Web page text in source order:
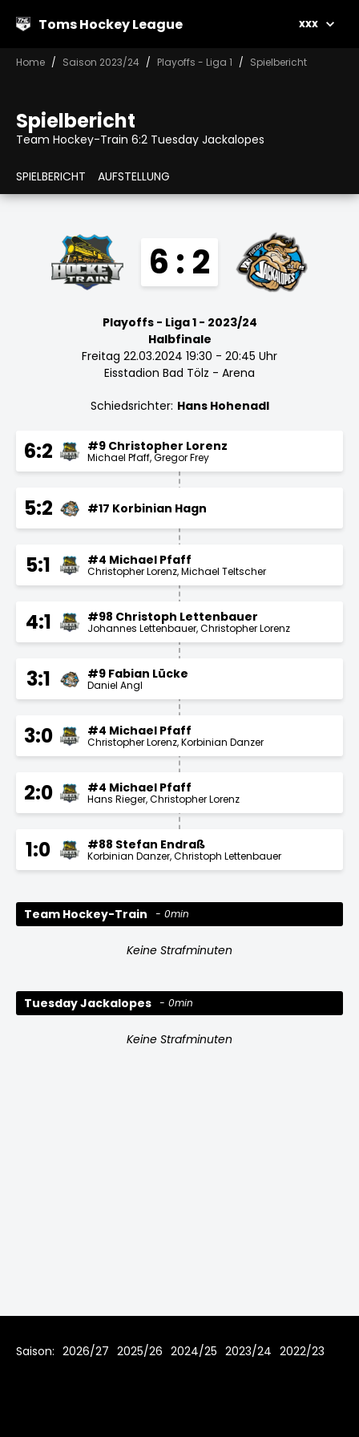
Toms Hockey League xxx
Home Saison 2023/24 Playoffs - Liga 1 Spielbericht
Spielbericht
Team Hockey-Train 6:2 Tuesday Jackalopes
SPIELBERICHT AUFSTELLUNG
6 : 2
Playoffs - Liga 1 - 2023/24
Halbfinale
Freitag 22.03.2024 19:30 - 20:45 Uhr
Eisstadion Bad Tölz - Arena
Schiedsrichter: Hans Hohenadl
6:2 #9 Christopher Lorenz
Michael Pfaff Gregor Frey
5:2 #17 Korbinian Hagn
5:1 #4 Michael Pfaff
Christopher Lorenz Michael Teltscher
4:1 #98 Christoph Lettenbauer
Johannes Lettenbauer Christopher Lorenz
3:1 #9 Fabian Lücke
Daniel Angl
3:0 #4 Michael Pfaff
Christopher Lorenz Korbinian Danzer
2:0 #4 Michael Pfaff
Hans Rieger Christopher Lorenz
1:0 #88 Stefan Endraß
Korbinian Danzer Christoph Lettenbauer
Team Hockey-Train 0min
Keine Strafminuten
Tuesday Jackalopes 0min
Keine Strafminuten
Saison: 2026/27 2025/26 2024/25 2023/24 2022/23